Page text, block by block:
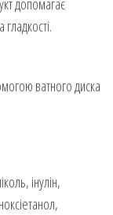
допомагає
ватного диска
інулін,